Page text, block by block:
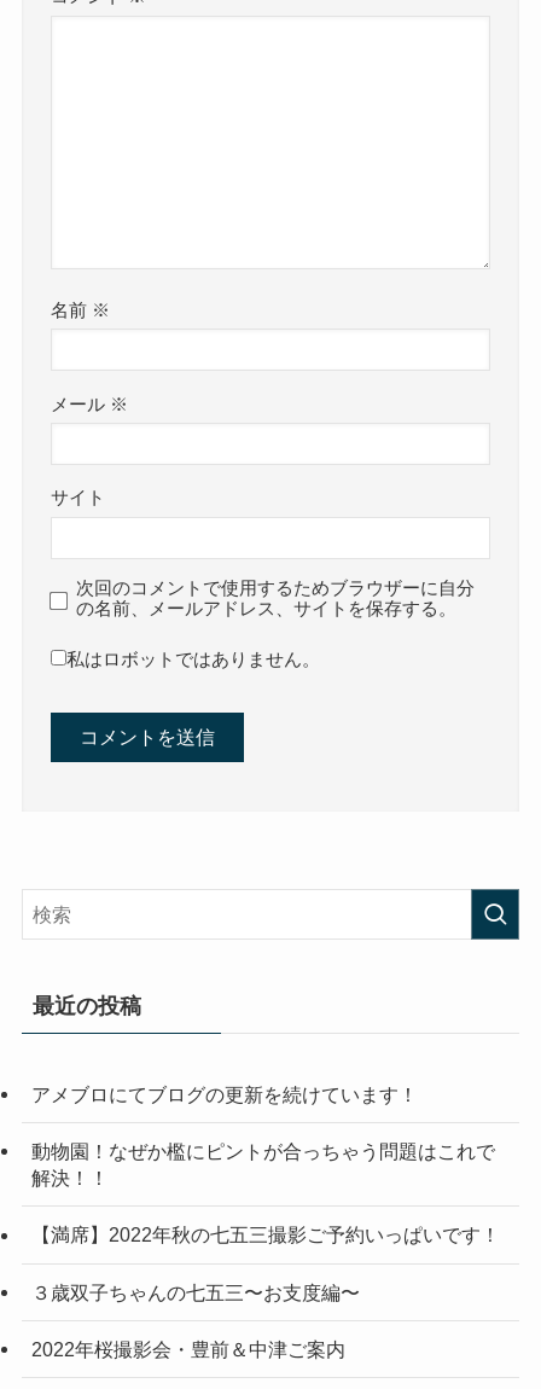
名前 ※
メール ※
サイト
次回のコメントで使用するためブラウザーに自分
の名前、メールアドレス、サイトを保存する。
私はロボットではありません。
最近の投稿
アメブロにてブログの更新を続けています！
動物園！なぜか檻にピントが合っちゃう問題はこれで
解決！！
【満席】2022年秋の七五三撮影ご予約いっぱいです！
３歳双子ちゃんの七五三〜お支度編〜
2022年桜撮影会・豊前＆中津ご案内